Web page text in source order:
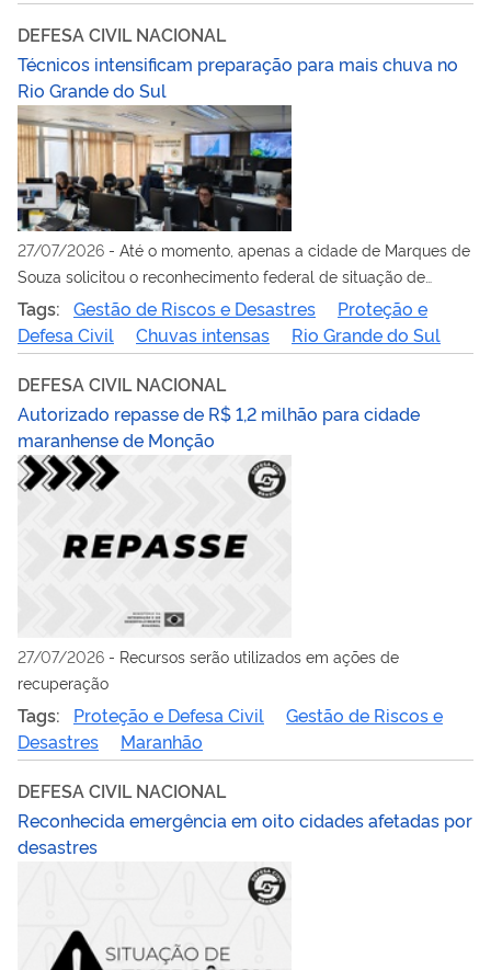
DEFESA CIVIL NACIONAL
Técnicos intensificam preparação para mais chuva no
Rio Grande do Sul
27/07/2026 - Até o momento, apenas a cidade de Marques de
Souza solicitou o reconhecimento federal de situação de
emergência
Tags: Gestão de Riscos e Desastres
Proteção e
Defesa Civil
Chuvas intensas Rio Grande do Sul
DEFESA CIVIL NACIONAL
Autorizado repasse de R$ 1,2 milhão para cidade
maranhense de Monção
27/07/2026 - Recursos serão utilizados em ações de
recuperação
Tags: Proteção e Defesa Civil
Gestão de Riscos e
Desastres
Maranhão
DEFESA CIVIL NACIONAL
Reconhecida emergência em oito cidades afetadas por
desastres